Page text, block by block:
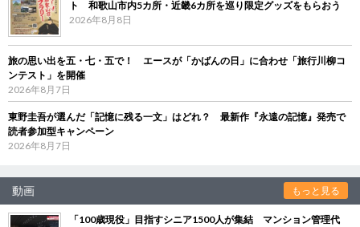
ト 和歌山市内5カ所・近畿6カ所を巡り限定グッズをもらおう
2026年8月8日
旅の思い出を五・七・五で！ エースが「かばんの日」に合わせ「旅行川柳コ
ンテスト」を開催
2026年8月7日
東野圭吾が選んだ「記憶に残る一文」はどれ？ 最新作『永遠の記憶』発売で
読者参加型キャンペーン
2026年8月7日
動画 もっと見る
「100歳現役」目指すシニア1500人が集結 マンション管理代